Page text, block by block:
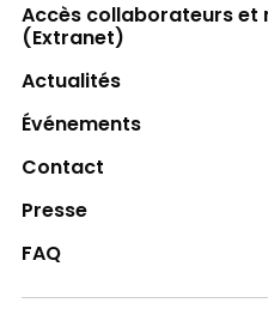
Accès collaborateurs et
(Extranet)
Actualités
Événements
Contact
Presse
FAQ